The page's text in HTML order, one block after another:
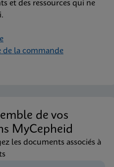
et des ressources qui ne
de la commande
de vos
MyCepheid
les documents associés à